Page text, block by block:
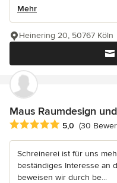
Mehr
Heinering 20, 50767 Köln
Maus Raumdesign
Durchschnittliche
5,0 (30
Schreinerei ist für uns
beständiges Interesse an
beweisen wir durch be...